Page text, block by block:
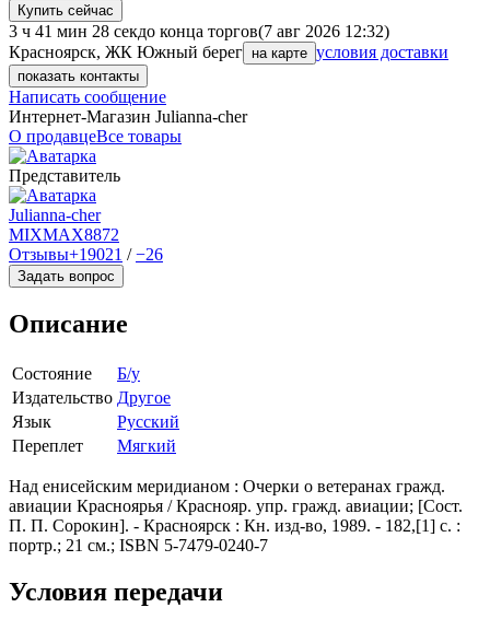
Купить сейчас
3 ч 41 мин 28 секдо конца торгов(7 авг 2026 12:32)
Красноярск, ЖК Южный берег на карте условия доставки
показать контакты
Написать сообщение
Интернет-Магазин Julianna-cher
О продавцеВсе товары
Представитель
Julianna-cher
MIXMAX8872
Отзывы+19021 /−26
Задать вопрос
Описание
Состояние
Б/у
Издательство Другое
Язык
Русский
Переплет
Мягкий
Над енисейским меридианом : Очерки о ветеранах гражд.
авиации Красноярья / Краснояр. упр. гражд. авиации; [Сост.
П. П. Сорокин]. - Красноярск : Кн. изд-во, 1989. - 182,[1] с. :
портр.; 21 см.; ISBN 5-7479-0240-7
Условия передачи